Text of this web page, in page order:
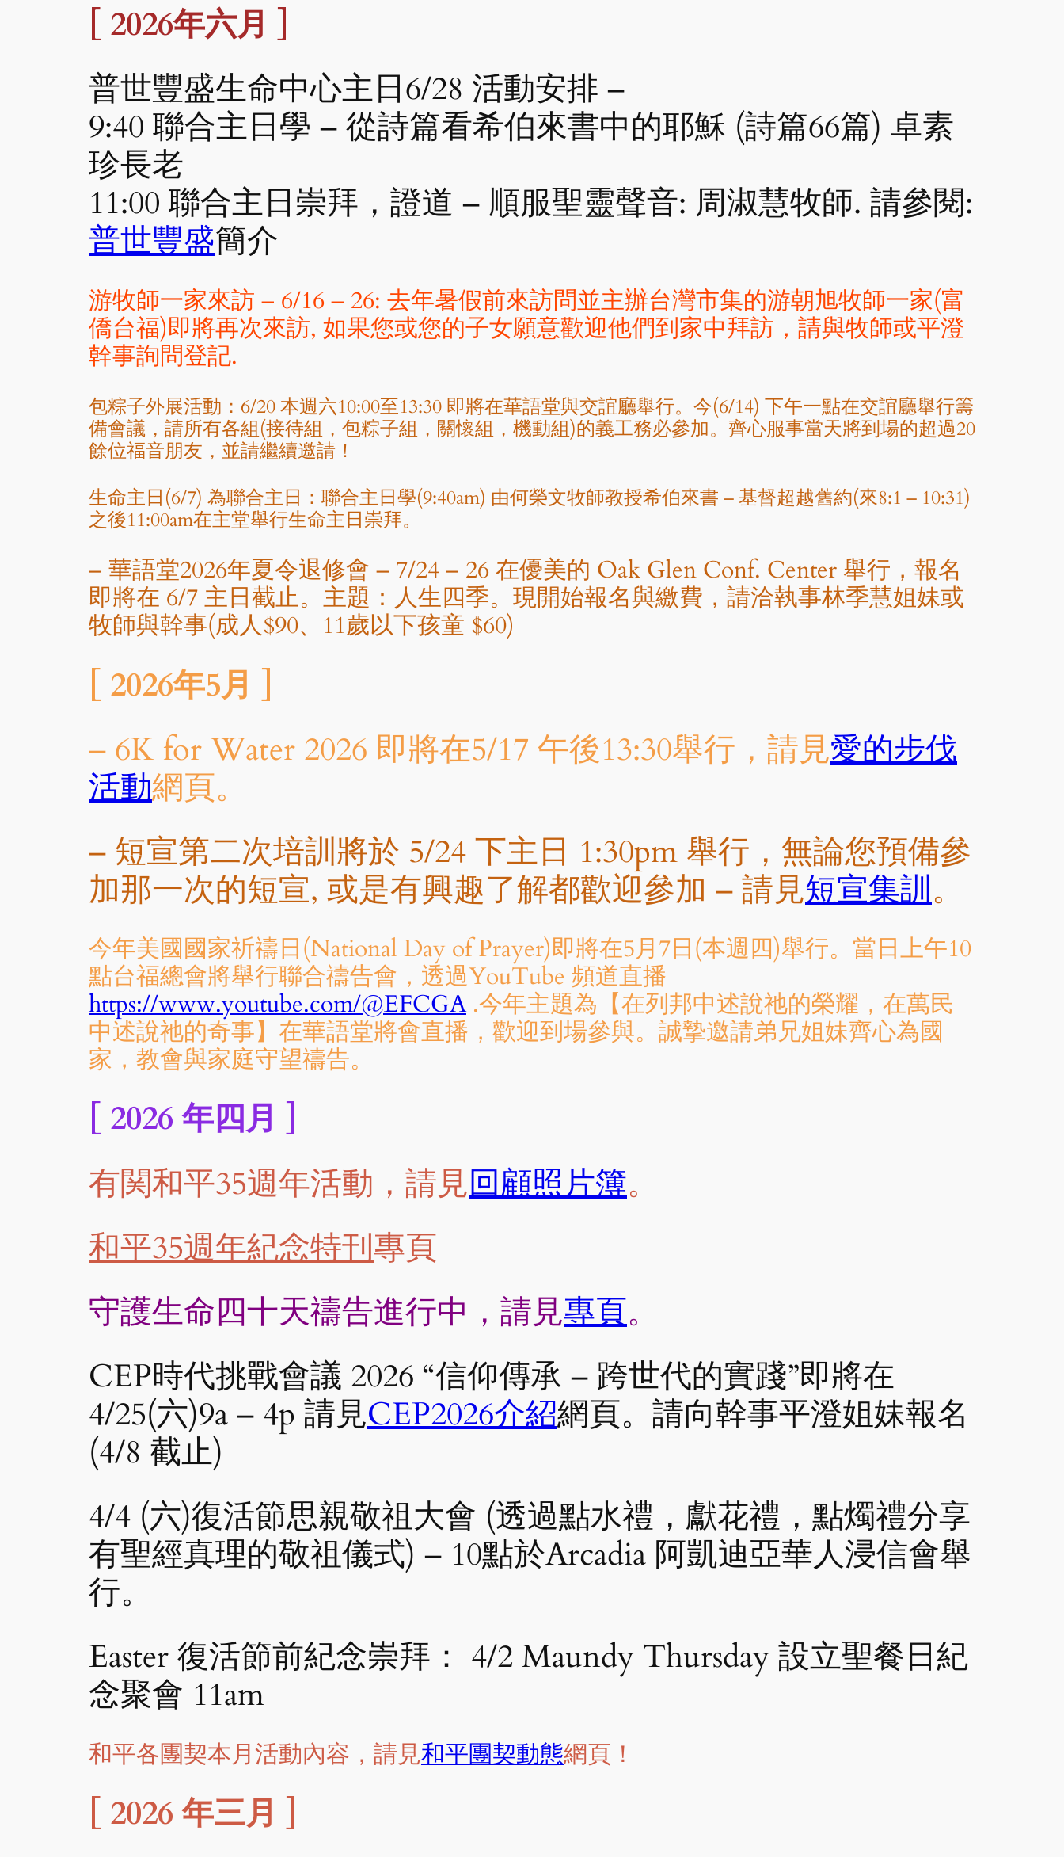
[ 2026年六月 ]
普世豐盛生命中心主日6/28 活動安排 –
9:40 聯合主日學 – 從詩篇看希伯來書中的耶穌 (詩篇66篇) 卓素
珍長老
11:00 聯合主日崇拜，證道 – 順服聖靈聲音: 周淑慧牧師. 請參閱:
普世豐盛簡介
游牧師一家來訪 – 6/16 – 26: 去年暑假前來訪問並主辦台灣市集的游朝旭牧師一家(富
僑台福)即將再次來訪, 如果您或您的子女願意歡迎他們到家中拜訪，請與牧師或平澄
幹事詢問登記.
包粽子外展活動：6/20 本週六10:00至13:30 即將在華語堂與交誼廳舉行。今(6/14) 下午一點在交誼廳舉行籌
備會議，請所有各組(接待組，包粽子組，關懷組，機動組)的義工務必參加。齊心服事當天將到場的超過20
餘位福音朋友，並請繼續邀請！
生命主日(6/7) 為聯合主日：聯合主日學(9:40am) 由何榮文牧師教授希伯來書 – 基督超越舊約(來8:1 – 10:31)
之後11:00am在主堂舉行生命主日崇拜。
– 華語堂2026年夏令退修會 – 7/24 – 26 在優美的 Oak Glen Conf. Center 舉行，報名
即將在 6/7 主日截止。主題：人生四季。現開始報名與繳費，請洽執事林季慧姐妹或
牧師與幹事(成人$90、11歲以下孩童 $60)
[ 2026年5月 ]
– 6K for Water 2026 即將在5/17 午後13:30舉行，請見愛的步伐
活動網頁。
– 短宣第二次培訓將於 5/24 下主日 1:30pm 舉行，無論您預備參
加那一次的短宣, 或是有興趣了解都歡迎參加 – 請見短宣集訓。
今年美國國家祈禱日(National Day of Prayer)即將在5月7日(本週四)舉行。當日上午10
點台福總會將舉行聯合禱告會，透過YouTube 頻道直播
https://www.youtube.com/@EFCGA.今年主題為【在列邦中述說祂的榮耀，在萬民
中述說祂的奇事】在華語堂將會直播，歡迎到場參與。誠摯邀請弟兄姐妹齊心為國
家，教會與家庭守望禱告。
[ 2026 年四月 ]
有関和平35週年活動，請見回顧照片簿。
和平35週年紀念特刊專頁
守護生命四十天禱告進行中，請見專頁。
CEP時代挑戰會議 2026 “信仰傳承 – 跨世代的實踐”即將在
4/25(六)9a – 4p 請見CEP2026介紹網頁。請向幹事平澄姐妹報名
(4/8 截止)
4/4 (六)復活節思親敬祖大會 (透過點水禮，獻花禮，點燭禮分享
有聖經真理的敬祖儀式) – 10點於Arcadia 阿凱迪亞華人浸信會舉
行。
Easter 復活節前紀念崇拜： 4/2 Maundy Thursday 設立聖餐日紀
念聚會 11am
和平各團契本月活動內容，請見和平團契動態網頁！
[ 2026 年三月 ]